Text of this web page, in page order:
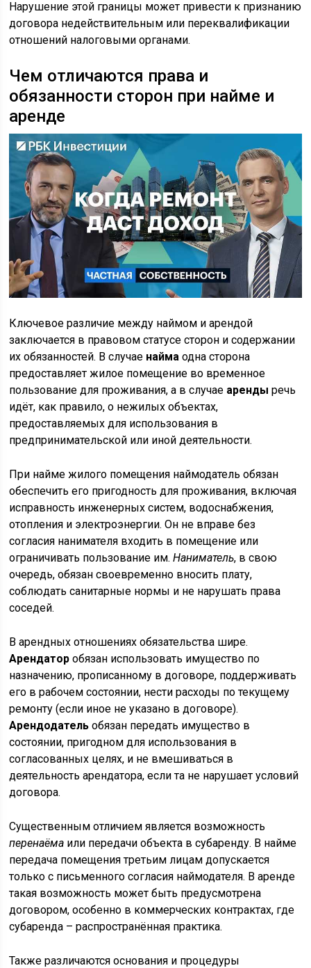
Нарушение этой границы может привести к признанию
договора недействительным или переквалификации
отношений налоговыми органами.
Чем отличаются права и
обязанности сторон при найме и
аренде
Ключевое различие между наймом и арендой
заключается в правовом статусе сторон и содержании
их обязанностей. В случае найма одна сторона
предоставляет жилое помещение во временное
пользование для проживания, а в случае аренды речь
идёт, как правило, о нежилых объектах,
предоставляемых для использования в
предпринимательской или иной деятельности.
При найме жилого помещения наймодатель обязан
обеспечить его пригодность для проживания, включая
исправность инженерных систем, водоснабжения,
отопления и электроэнергии. Он не вправе без
согласия нанимателя входить в помещение или
ограничивать пользование им.Наниматель, в свою
очередь, обязан своевременно вносить плату,
соблюдать санитарные нормы и не нарушать права
соседей.
В арендных отношениях обязательства шире.
Арендатор обязан использовать имущество по
назначению, прописанному в договоре, поддерживать
его в рабочем состоянии, нести расходы по текущему
ремонту (если иное не указано в договоре).
Арендодатель обязан передать имущество в
состоянии, пригодном для использования в
согласованных целях, и не вмешиваться в
деятельность арендатора, если та не нарушает условий
договора.
Существенным отличием является возможность
перенаёма или передачи объекта в субаренду. В найме
передача помещения третьим лицам допускается
только с письменного согласия наймодателя. В аренде
такая возможность может быть предусмотрена
договором, особенно в коммерческих контрактах, где
субаренда – распространённая практика.
Также различаются основания и процедуры